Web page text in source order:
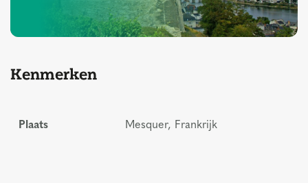
Kenmerken
Plaats Mesquer, Frankrijk